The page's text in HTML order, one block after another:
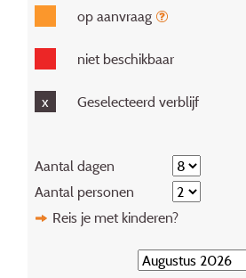
op aanvraag
niet beschikbaar
x Geselecteerd verblijf
Aantal dagen
Aantal personen
Reis je met kinderen?